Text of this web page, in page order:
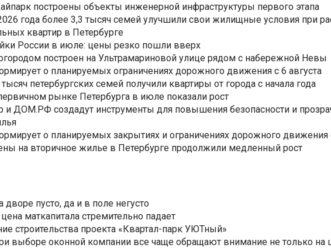
построены объекты инженерной инфраструктуры первого этапа
года более 3,3 тысяч семей улучшили свои жилищные условия при
квартир в Петербурге
России в июле: цены резко пошли вверх
построен на Ультрамариновой улице рядом с набережной Невы
о планируемых ограничениях дорожного движения с 6 августа
петербургских семей получили квартиры от города с начала года
рынке Петербурга в июле показали рост
и ДОМ.РФ создадут инструменты для повышения безопасности и
о планируемых закрытиях и ограничениях дорожного движения
на вторичное жилье в Петербурге продолжили медленный рост
пусто, да и в поле негусто
маткапитала стремительно падает
строительства проекта «Квартал-парк УЮТный»
выборе оконной компании все чаще обращают внимание не только на